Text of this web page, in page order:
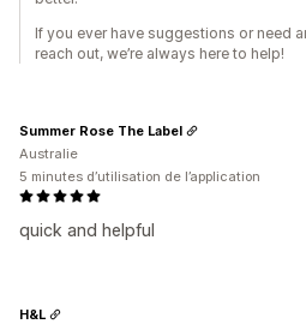
If you ever have suggestions or need
reach out, we’re always here to help!
quick and helpful
Summer Rose The Label
Australie
5 minutes d’utilisation de l’application
H&L